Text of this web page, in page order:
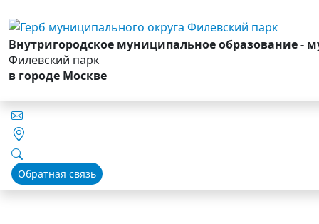
Внутригородское муниципальное образование -
Филевский парк
в городе Москве
Обратная связь